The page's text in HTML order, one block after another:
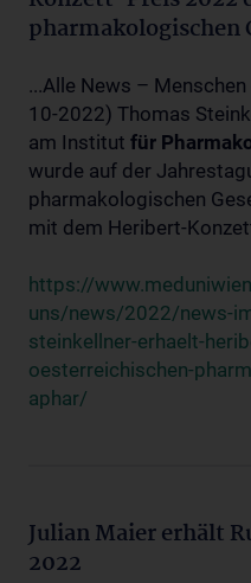
pharmakologischen
...Alle News –
10-2022) Thomas
am Institut für
wurde auf der
pharmakologischen
mit dem Heribert-
https://
uns/news/2022/news-
steinkellner-erhaelt-
oesterreichischen-
aphar/
Julian Maier erhält
2022